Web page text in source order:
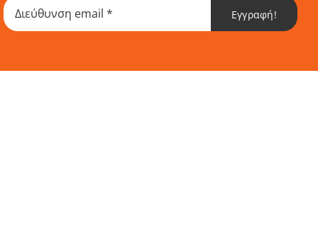
Εγγραφή!